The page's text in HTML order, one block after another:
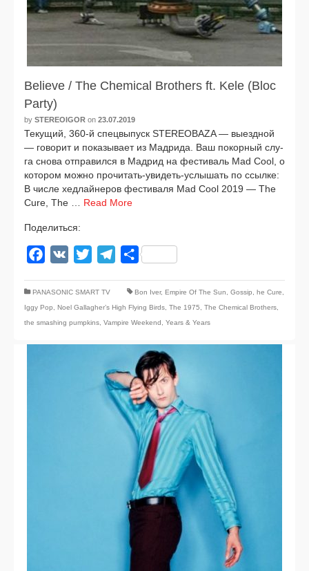
Believe / The Chemical Brothers ft. Kele (Bloc
Party)
by STEREOIGOR on 23.07.2019
Текущий, 360‑й спец­вы­пуск STEREOBAZA — выезд­ной
— гово­рит и пока­зы­ва­ет из Мадрида. Ваш покор­ный слу­
га сно­ва отпра­вил­ся в Мадрид на фести­валь Mad Cool, о
кото­ром мож­но прочитать-увидеть-услышать по ссыл­ке:
В чис­ле хед­лай­не­ров фести­ва­ля Mad Cool 2019 — The
Cure, The … Read More
Поделиться:
Facebook
VK Twitter TelegramОтправить
PANASONIC SMART TV Bon Iver, Empire Of The Sun Gossip he Cure
Iggy Pop
Noel Gallagher’s High Flying Birds The 1975 The Chemical Brothers
the smashing pumpkins Vampire Weekend Years & Years